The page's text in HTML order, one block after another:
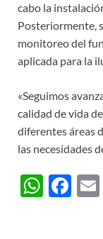
cabo la
Posteriormente,
monitoreo del
aplicada para la
«Seguimos
calidad de vida
diferentes áreas
las necesidades
W F